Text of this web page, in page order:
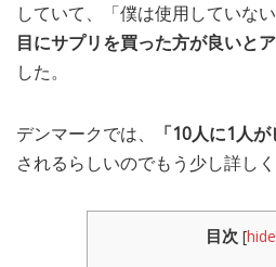
していて、「僕は使用していな
目にサプリを買った方が良いと
した。
デンマークでは、 「10人に1人
されるらしいのでもう少し詳し
目次 [hide